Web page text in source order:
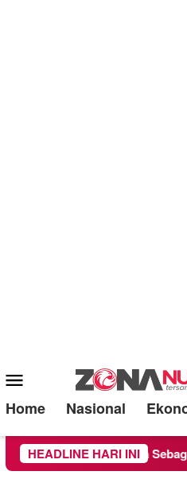
Mobile
Menu
Home Nasional
HEADLINE HARI INI
Diperiksa Sebagai